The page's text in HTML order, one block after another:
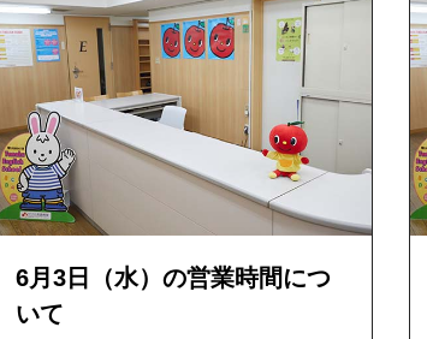
6月3日（水）の営業時間につ
いて